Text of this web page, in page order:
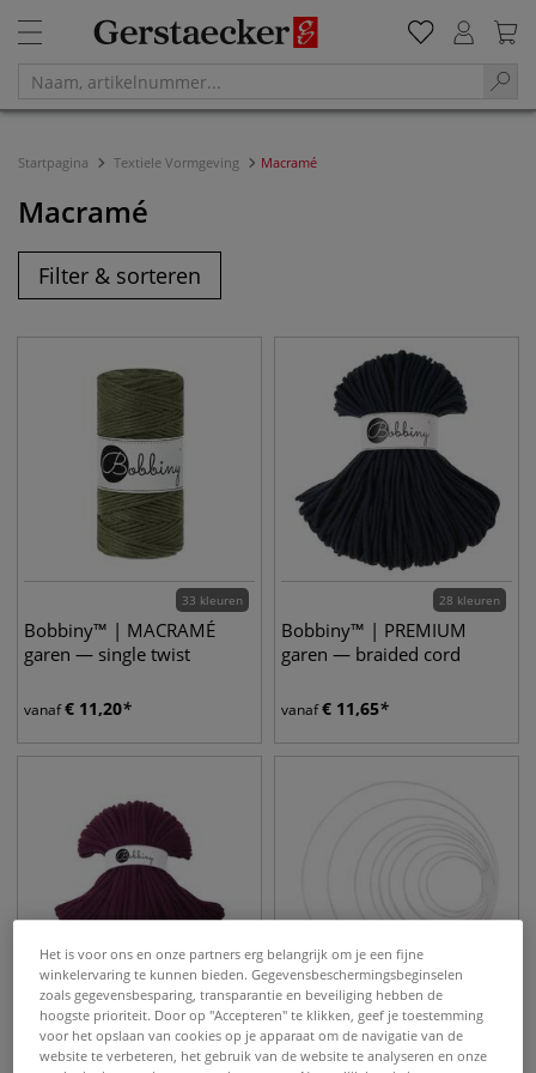
Startpagina Textiele Vormgeving Macramé
Macramé
Filter & sorteren
33 kleuren
Bobbiny™ | MACRAMÉ
garen — single twist
vanaf€ 11,20
28 kleuren
Bobbiny™ | PREMIUM
garen — braided cord
vanaf€ 11,65
4 kleuren
Bobbiny™ | JUMBO garen
GLOREX | Ring — metaal
Het is voor ons en onze partners erg belangrijk om je een fijne
winkelervaring te kunnen bieden. Gegevensbeschermingsbeginselen
zoals gegevensbesparing, transparantie en beveiliging hebben de
hoogste prioriteit. Door op "Accepteren" te klikken, geef je toestemming
voor het opslaan van cookies op je apparaat om de navigatie van de
website te verbeteren, het gebruik van de website te analyseren en onze